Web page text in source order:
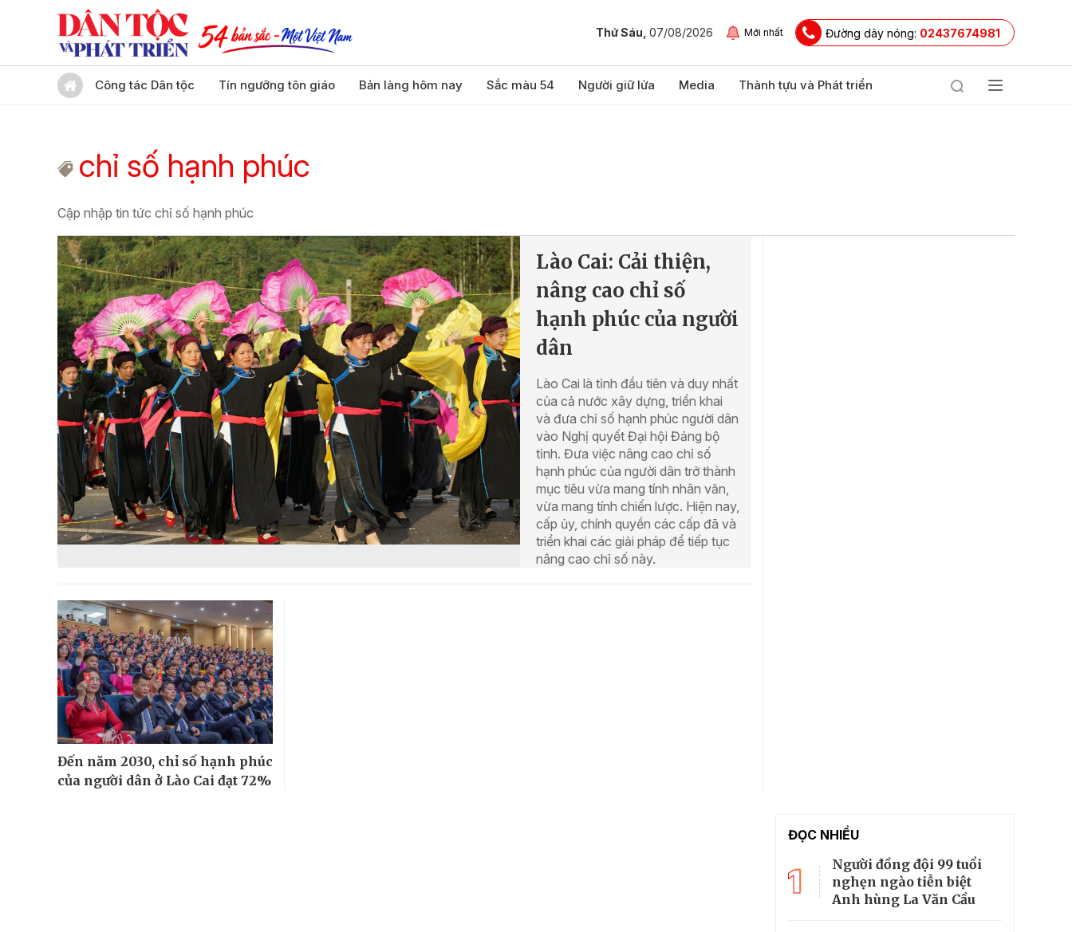
Thứ Sáu, 07/08/2026 Mới nhất Đường dây nóng: 02437674981
Công tác Dân tộc Tín ngưỡng tôn giáo Bản làng hôm nay Sắc màu 54 Người giữ lửa Media Thành tựu và Phát triển
chỉ số hạnh phúc
Cập nhập tin tức chỉ số hạnh phúc
Lào Cai: Cải thiện,
nâng cao chỉ số
hạnh phúc của người
dân
Lào Cai là tỉnh đầu tiên và duy nhất
của cả nước xây dựng, triển khai
và đưa chỉ số hạnh phúc người dân
vào Nghị quyết Đại hội Đảng bộ
tỉnh. Đưa việc nâng cao chỉ số
hạnh phúc của người dân trở thành
mục tiêu vừa mang tính nhân văn,
vừa mang tính chiến lược. Hiện nay,
cấp ủy, chính quyền các cấp đã và
triển khai các giải pháp để tiếp tục
nâng cao chỉ số này.
Đến năm 2030, chỉ số hạnh phúc
của người dân ở Lào Cai đạt 72%
ĐỌC NHIỀU
1
Người đồng đội 99 tuổi
nghẹn ngào tiễn biệt
Anh hùng La Văn Cầu